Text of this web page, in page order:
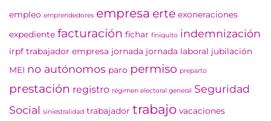
empleo emprendedores empresa erte exoneraciones
expediente facturación fichar finiquito indemnización
irpf trabajador empresa jornada jornada laboral jubilación
MEI no autónomos paro permiso preparto
prestación registro régimen electoral general
Seguridad
Social siniestralidad trabajador trabajo vacaciones